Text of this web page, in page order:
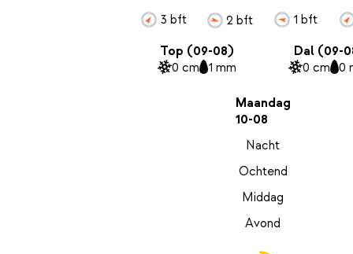
3 bft 2 bft 1 bft
Top (09-08)
0 cm 1 mm
Dal (09-
0 cm 0
Maandag
10-08
Nacht
Ochtend
Middag
Avond